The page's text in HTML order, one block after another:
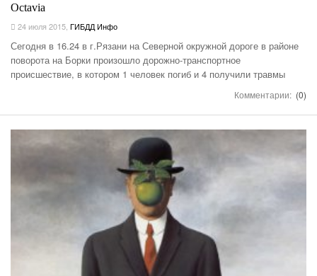
Octavia
24 июля 2015 ГИБДД Инфо
Сегодня в 16.24 в г.Рязани на Северной окружной дороге в районе
поворота на Борки произошло дорожно-транспортное
происшествие, в котором 1 человек погиб и 4 получили травмы
Комментарии: (0)